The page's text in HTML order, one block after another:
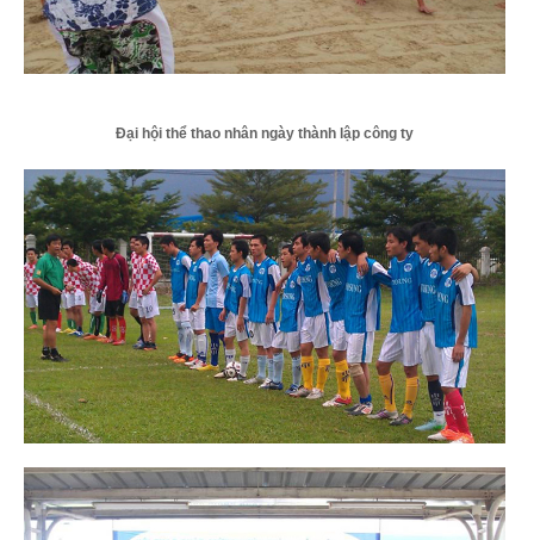
Đại hội thể thao nhân ngày thành lập công ty